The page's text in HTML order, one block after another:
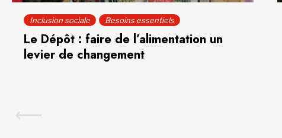
Inclusion sociale Besoins essentiels
Le Dépôt : faire de l’alimentation un
levier de changement